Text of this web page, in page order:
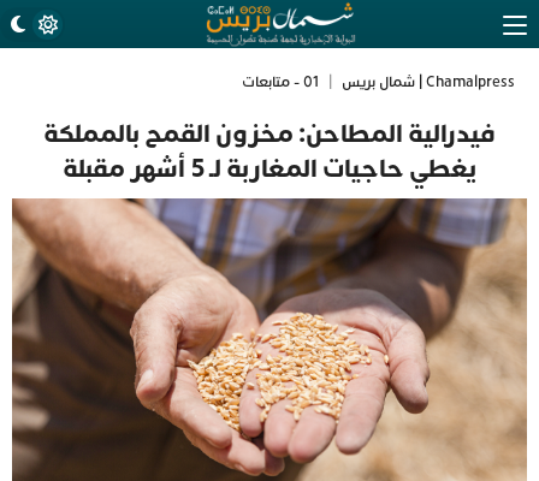
Chamalpress | شمال بريس 01 - متابعات
فيدرالية المطاحن: مخزون القمح بالمملكة
يغطي حاجيات المغاربة لـ 5 أشهر مقبلة